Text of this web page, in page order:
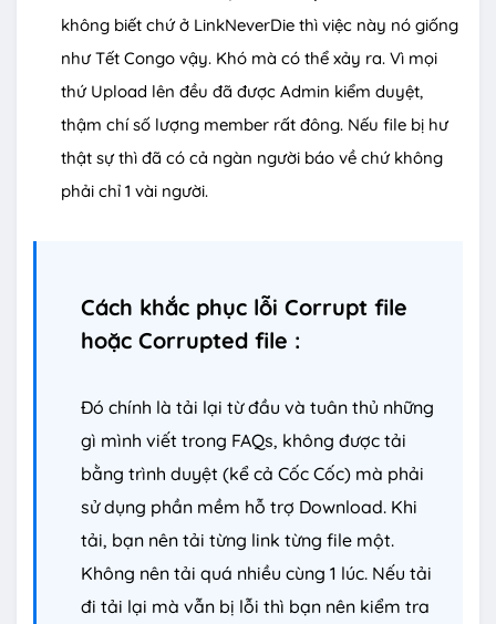
không biết chứ ở LinkNeverDie thì việc này nó giống
như Tết Congo vậy. Khó mà có thể xảy ra. Vì mọi
thứ Upload lên đều đã được Admin kiểm duyệt,
thậm chí số lượng member rất đông. Nếu file bị hư
thật sự thì đã có cả ngàn người báo về chứ không
phải chỉ 1 vài người.
Cách khắc phục lỗi Corrupt file
hoặc Corrupted file :
Đó chính là tải lại từ đầu và tuân thủ những
gì mình viết trong FAQs, không được tải
bằng trình duyệt (kể cả Cốc Cốc) mà phải
sử dụng phần mềm hỗ trợ Download. Khi
tải, bạn nên tải từng link từng file một.
Không nên tải quá nhiều cùng 1 lúc. Nếu tải
đi tải lại mà vẫn bị lỗi thì bạn nên kiểm tra